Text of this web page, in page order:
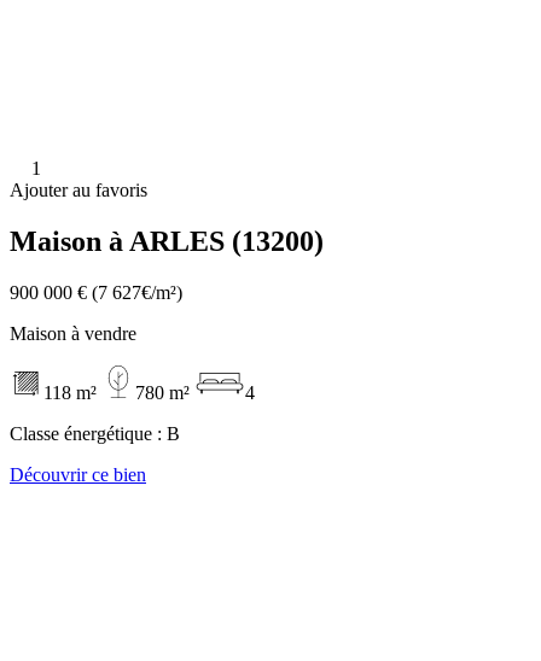
1
Ajouter au favoris
Maison à ARLES (13200)
900 000 € (7 627€/m²)
Maison à vendre
118 m² 780 m²
4
Classe énergétique : B
Découvrir ce bien